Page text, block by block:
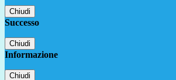
Chiudi
Successo
Chiudi
Informazione
Chiudi